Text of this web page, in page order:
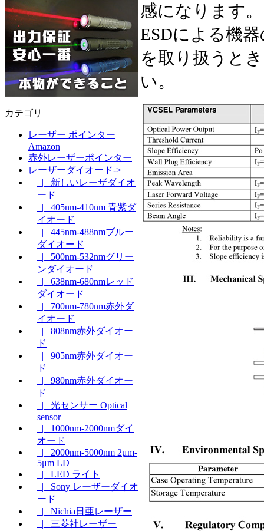
カテゴリ
レーザー ポインター
Amazon
赤外レーザーポインター
レーザーダイオード->
|_ 新しいレーザダイオ
ード
|_ 405nm-410nm 青紫ダ
イオード
|_ 445nm-488nmブルー
ダイオード
|_ 500nm-532nmグリー
ンダイオード
|_ 638nm-680nmレッド
ダイオード
|_ 700nm-780nm赤外ダ
イオード
|_ 808nm赤外ダイオー
ド
|_ 905nm赤外ダイオー
ド
|_ 980nm赤外ダイオー
ド
|_ 光センサー Optical
sensor
|_ 1000nm-2000nmダイ
オード
|_ 2000nm-5000nm 2μm-
5μm LD
|_ LED ライト
|_ Sony レーザーダイオ
ード
|_ Nichia日亜レーザー
|_ 三菱社レーザー
感になります。
ESDによる機
を取り扱うと
い。